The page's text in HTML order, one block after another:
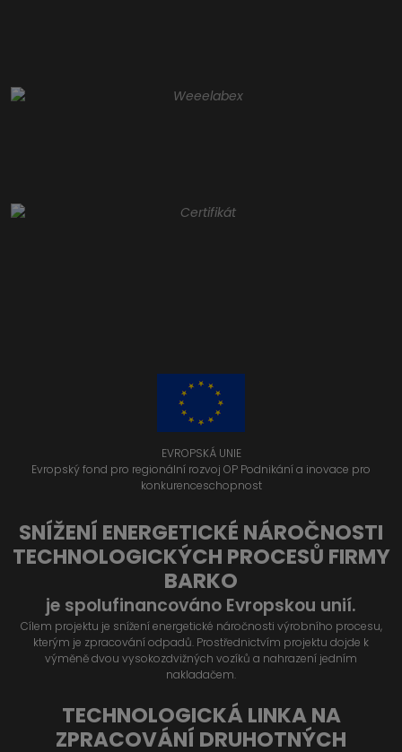
EVROPSKÁ UNIE
Evropský fond pro regionální rozvoj OP Podnikání a inovace pro
konkurenceschopnost
SNÍŽENÍ ENERGETICKÉ NÁROČNOSTI
TECHNOLOGICKÝCH PROCESŮ FIRMY
BARKO
je spolufinancováno Evropskou unií.
Cílem projektu je snížení energetické náročnosti výrobního procesu,
kterým je zpracování odpadů. Prostřednictvím projektu dojde k
výměně dvou vysokozdvižných vozíků a nahrazení jedním
nakladačem.
TECHNOLOGICKÁ LINKA NA
ZPRACOVÁNÍ DRUHOTNÝCH